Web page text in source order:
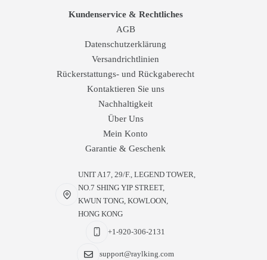
Kundenservice & Rechtliches
AGB
Datenschutzerklärung
Versandrichtlinien
Rückerstattungs- und Rückgaberecht
Kontaktieren Sie uns
Nachhaltigkeit
Über Uns
Mein Konto
Garantie & Geschenk
UNIT A17, 29/F., LEGEND TOWER,
NO.7 SHING YIP STREET,
KWUN TONG, KOWLOON,
HONG KONG
+1-920-306-2131
support@raylking.com